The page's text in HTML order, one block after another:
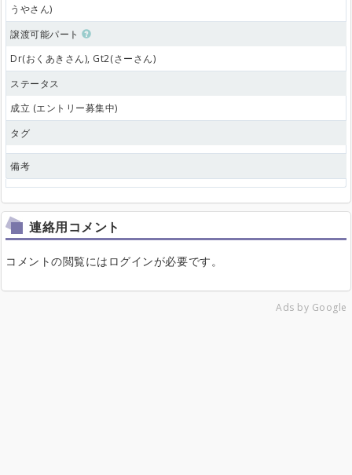
うやさん)
譲渡可能パート
Dr(おくあきさん), Gt2(さーさん)
ステータス
成立 (エントリー募集中)
タグ
備考
連絡用コメント
コメントの閲覧にはログインが必要です。
Ads by Google